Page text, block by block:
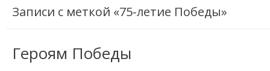
Записи с меткой «75-летие Победы»
Героям Победы